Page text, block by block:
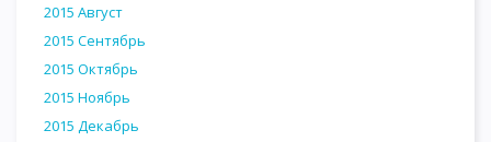
2015 Август
2015 Сентябрь
2015 Октябрь
2015 Ноябрь
2015 Декабрь